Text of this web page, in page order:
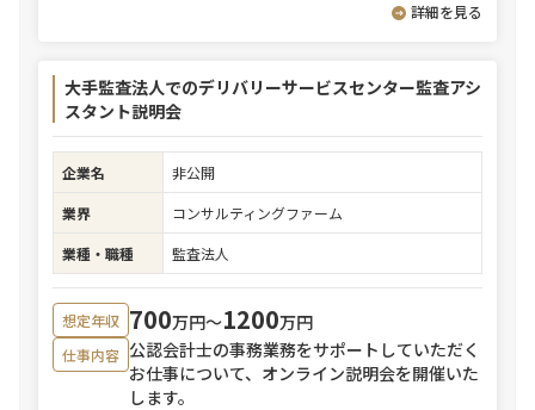
詳細を見る
大手監査法人でのデリバリーサービスセンター監査アシ
スタント説明会
企業名
非公開
業界
コンサルティングファーム
業種・職種
監査法人
想定年収 700万円〜1200万円
仕事内容 公認会計士の事務業務をサポートしていただく
お仕事について、オンライン説明会を開催いた
します。